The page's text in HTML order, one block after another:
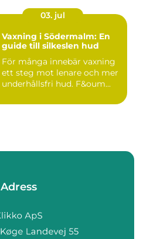
03. jul
Vaxning i Södermalm: En
guide till silkeslen hud
För många innebär vaxning
ett steg mot lenare och mer
underhållsfri hud. F&oum...
Adress